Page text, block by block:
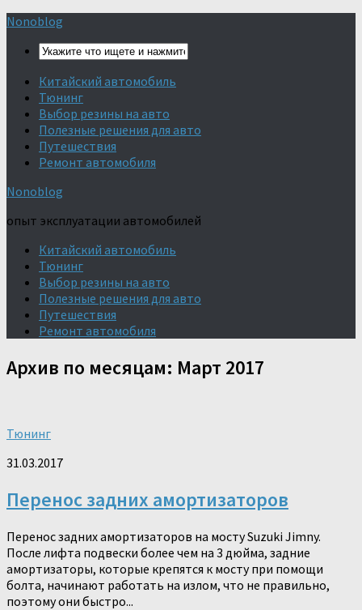
Nonoblog
Китайский автомобиль
Тюнинг
Выбор резины на авто
Полезные решения для авто
Путешествия
Ремонт автомобиля
Nonoblog
опыт эксплуатации автомобилей
Китайский автомобиль
Тюнинг
Выбор резины на авто
Полезные решения для авто
Путешествия
Ремонт автомобиля
Архив по месяцам: Март 2017
Тюнинг
31.03.2017
Перенос задних амортизаторов
Перенос задних амортизаторов на мосту Suzuki Jimny.
После лифта подвески более чем на 3 дюйма, задние
амортизаторы, которые крепятся к мосту при помощи
болта, начинают работать на излом, что не правильно,
поэтому они быстро...